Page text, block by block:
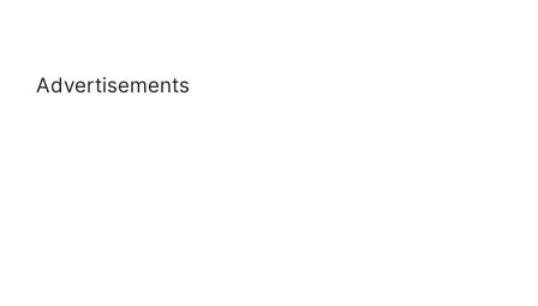
Advertisements